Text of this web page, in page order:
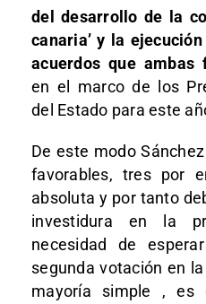
del desarrollo de la
canaria’ y la
acuerdos que ambas
en el marco de los
del Estado para este
De este modo
favorables, tres por
absoluta y por tanto
investidura en la
necesidad de
segunda votación en
mayoría simple , es